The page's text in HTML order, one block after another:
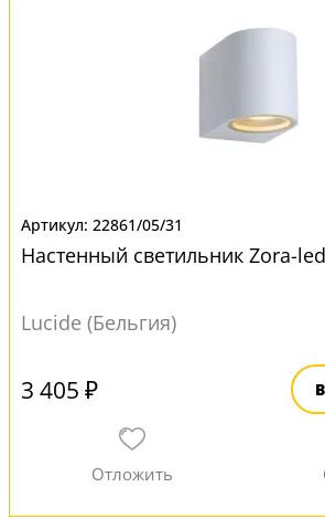
22861/05/31
Настенный светильник Zora-
Lucide (Бельгия)
3 405 ₽